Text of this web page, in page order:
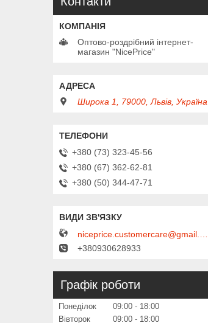
Оптово-роздрібний інтернет-
магазин "NicePrice"
Широка 1, 79000, Львів, Україна
+380 (73) 323-45-56
+380 (67) 362-62-81
+380 (50) 344-47-71
+380930628933
Графік роботи
Понеділок 09:00
18:00
Вівторок
09:00
18:00